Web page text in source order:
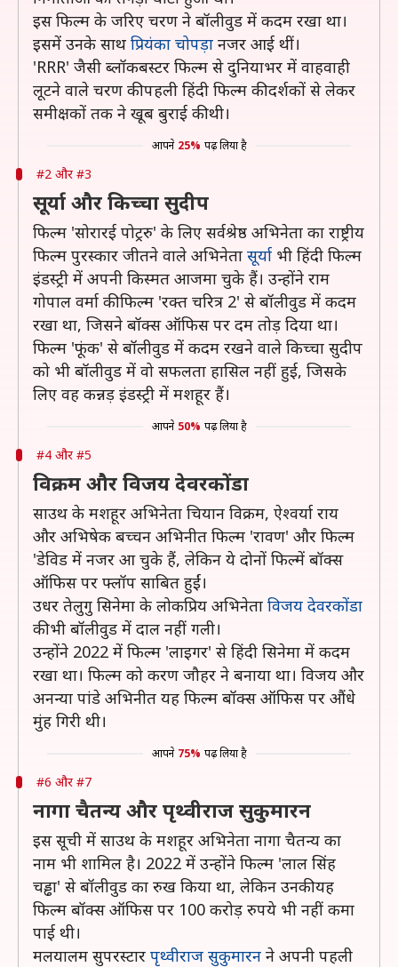
इस फिल्म के जरिए चरण ने बॉलीवुड में कदम रखा था।
इसमें उनके साथ प्रियंका चोपड़ा नजर आई थीं।
'RRR' जैसी ब्लॉकबस्टर फिल्म से दुनियाभर में वाहवाही
लूटने वाले चरण की पहली हिंदी फिल्म की दर्शकों से लेकर
समीक्षकों तक ने खूब बुराई की थी।
आपने 25% पढ़ लिया है
#2 और #3
सूर्या और किच्चा सुदीप
फिल्म 'सोरारई पोट्ररु' के लिए सर्वश्रेष्ठ अभिनेता का राष्ट्रीय
फिल्म पुरस्कार जीतने वाले अभिनेता सूर्या भी हिंदी फिल्म
इंडस्ट्री में अपनी किस्मत आजमा चुके हैं। उन्होंने राम
गोपाल वर्मा की फिल्म 'रक्त चरित्र 2' से बॉलीवुड में कदम
रखा था, जिसने बॉक्स ऑफिस पर दम तोड़ दिया था।
फिल्म 'फूंक' से बॉलीवुड में कदम रखने वाले किच्चा सुदीप
को भी बॉलीवुड में वो सफलता हासिल नहीं हुई, जिसके
लिए वह कन्नड़ इंडस्ट्री में मशहूर हैं।
आपने 50% पढ़ लिया है
#4 और #5
विक्रम और विजय देवरकोंडा
साउथ के मशहूर अभिनेता चियान विक्रम, ऐश्वर्या राय
और अभिषेक बच्चन अभिनीत फिल्म 'रावण' और फिल्म
'डेविड में नजर आ चुके हैं, लेकिन ये दोनों फिल्में बॉक्स
ऑफिस पर फ्लॉप साबित हुईं।
उधर तेलुगु सिनेमा के लोकप्रिय अभिनेता विजय देवरकोंडा
की भी बॉलीवुड में दाल नहीं गली।
उन्होंने 2022 में फिल्म 'लाइगर' से हिंदी सिनेमा में कदम
रखा था। फिल्म को करण जौहर ने बनाया था। विजय और
अनन्या पांडे अभिनीत यह फिल्म बॉक्स ऑफिस पर औंधे
मुंह गिरी थी।
आपने 75% पढ़ लिया है
#6 और #7
नागा चैतन्य और पृथ्वीराज सुकुमारन
इस सूची में साउथ के मशहूर अभिनेता नागा चैतन्य का
नाम भी शामिल है। 2022 में उन्होंने फिल्म 'लाल सिंह
चड्ढा' से बॉलीवुड का रुख किया था, लेकिन उनकी यह
फिल्म बॉक्स ऑफिस पर 100 करोड़ रुपये भी नहीं कमा
पाई थी।
मलयालम सुपरस्टार पृथ्वीराज सुकुमारन ने अपनी पहली